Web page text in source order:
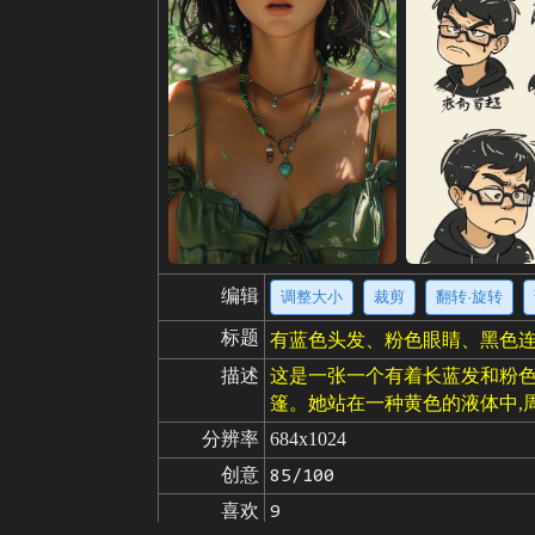
编辑 调整大小 裁剪 翻转·旋转
标题 有蓝色头发、粉色眼睛、黑色
描述 这是一张一个有着长蓝发和粉
篷。她站在一种黄色的液体中,
分辨率 684x1024
创意 85/100
喜欢 9